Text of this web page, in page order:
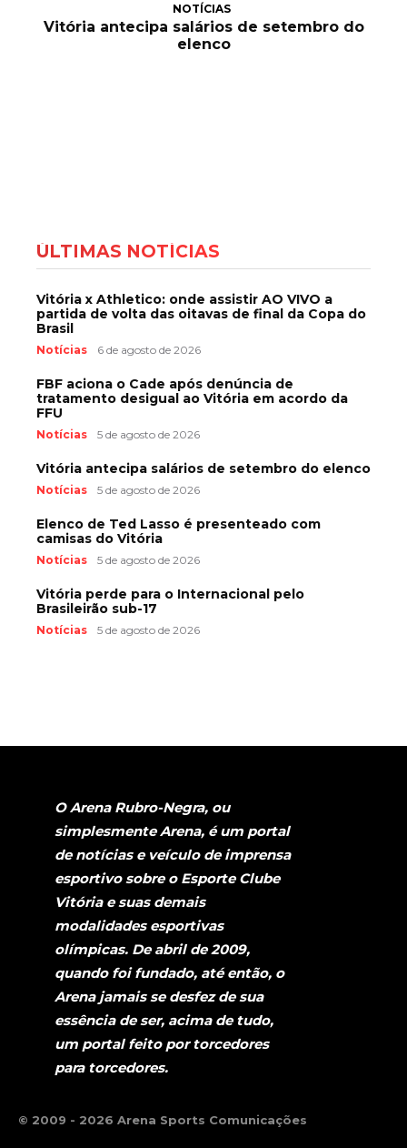
NOTÍCIAS
Vitória antecipa salários de setembro do
elenco
ÚLTIMAS NOTÍCIAS
Vitória x Athletico: onde assistir AO VIVO a
partida de volta das oitavas de final da Copa do
Brasil
Notícias 6 de agosto de 2026
FBF aciona o Cade após denúncia de
tratamento desigual ao Vitória em acordo da
FFU
Notícias 5 de agosto de 2026
Vitória antecipa salários de setembro do elenco
Notícias 5 de agosto de 2026
Elenco de Ted Lasso é presenteado com
camisas do Vitória
Notícias 5 de agosto de 2026
Vitória perde para o Internacional pelo
Brasileirão sub-17
Notícias 5 de agosto de 2026
O Arena Rubro-Negra, ou
simplesmente Arena, é um portal
de notícias e veículo de imprensa
esportivo sobre o Esporte Clube
Vitória e suas demais
modalidades esportivas
olímpicas. De abril de 2009,
quando foi fundado, até então, o
Arena jamais se desfez de sua
essência de ser, acima de tudo,
um portal feito por torcedores
para torcedores.
© 2009 - 2026 Arena Sports Comunicações